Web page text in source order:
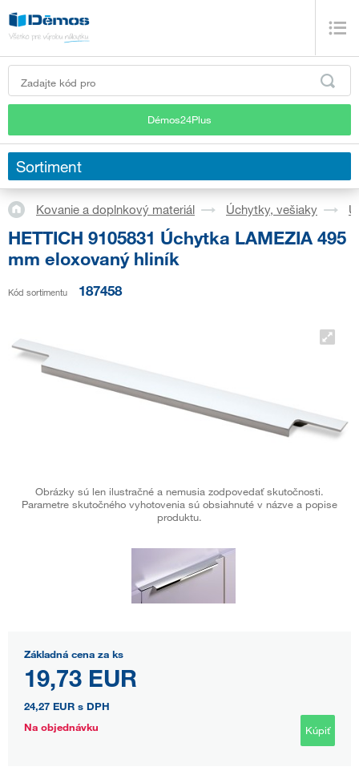
Démos24Plus
Sortiment
Kovanie a doplnkový materiál Úchytky, vešiaky
HETTICH 9105831 Úchytka LAMEZIA 495
mm eloxovaný hliník
Kód sortimentu 187458
Obrázky sú len ilustračné a nemusia zodpovedať skutočnosti.
Parametre skutočného vyhotovenia sú obsiahnuté v názve a popise
produktu.
Základná cena za ks
19,73 EUR
24,27 EUR s DPH
Na objednávku
Kúpiť